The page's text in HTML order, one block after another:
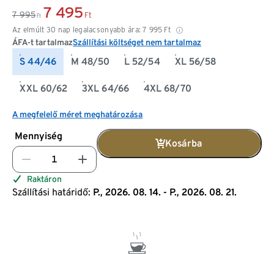
7 995 Ft 7 495 Ft
Az elmúlt 30 nap legalacsonyabb ára: 7 995 Ft
ÁFA-t tartalmazSzállítási költséget nem tartalmaz
S 44/46 M 48/50 L 52/54 XL 56/58
XXL 60/62 3XL 64/66 4XL 68/70
A megfelelő méret meghatározása
Mennyiség
Kosárba
Raktáron
Szállítási határidő: P., 2026. 08. 14. - P., 2026. 08. 21.